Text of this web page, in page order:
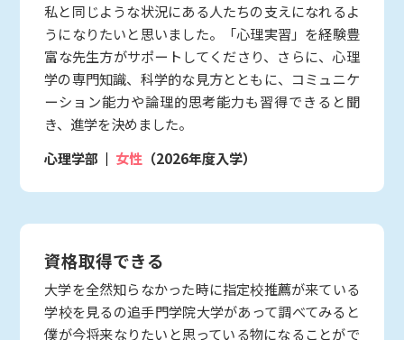
私と同じような状況にある人たちの支えになれるよ
うになりたいと思いました。「心理実習」を経験豊
富な先生方がサポートしてくださり、さらに、心理
学の専門知識、科学的な見方とともに、コミュニケ
ーション能力や論理的思考能力も習得できると聞
き、進学を決めました。
心理学部
女性 （2026年度入学）
資格取得できる
大学を全然知らなかった時に指定校推薦が来ている
学校を見るの追手門学院大学があって調べてみると
僕が今将来なりたいと思っている物になることがで